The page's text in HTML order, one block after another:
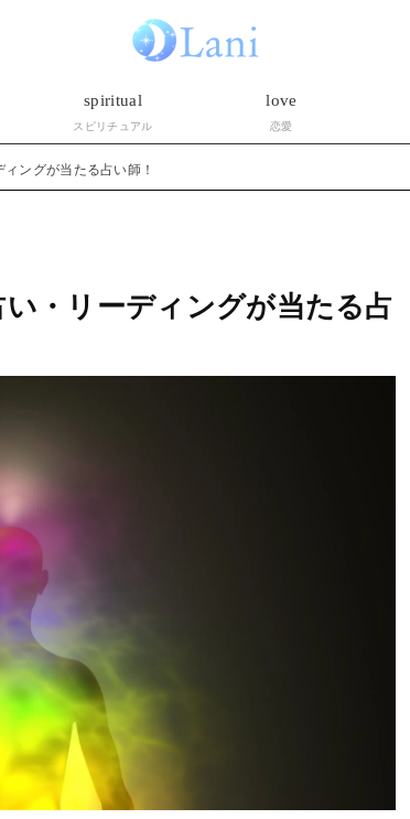
spiritual
スピリチュアル
love
恋愛
ングが当たる占い師！
・リーディングが当たる占